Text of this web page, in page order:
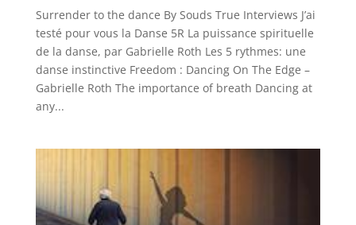
Surrender to the dance By Souds True Interviews J’ai
testé pour vous la Danse 5R La puissance spirituelle
de la danse, par Gabrielle Roth Les 5 rythmes: une
danse instinctive Freedom : Dancing On The Edge –
Gabrielle Roth The importance of breath Dancing at
any...